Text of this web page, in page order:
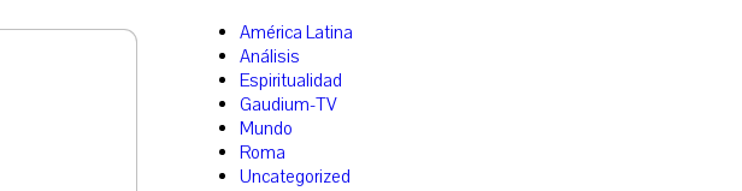
América Latina
Análisis
Espiritualidad
Gaudium-TV
Mundo
Roma
Uncategorized